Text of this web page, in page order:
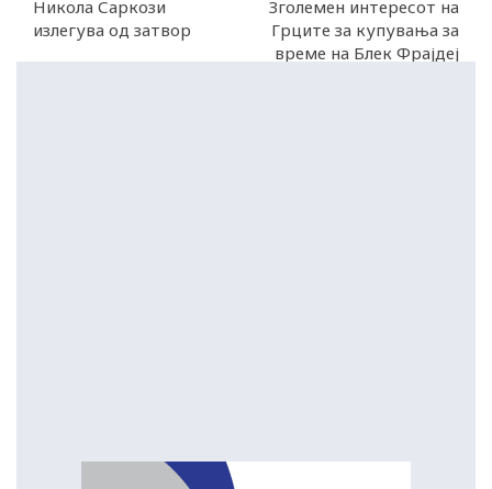
Никола Саркози
излегува од затвор
Зголемен интересот на
Грците за купувања за
време на Блек Фрајдеј